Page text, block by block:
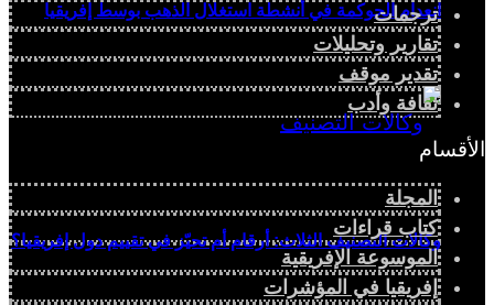
انعدام الحوكمة في أنشطة استغلال الذهب بوسط إفريقيا
وكالات التصنيف الثلاث: أرقام أم تحيّز في تقييم دول إفريقيا؟
ترجمات
تقارير وتحليلات
تقدير موقف
ثقافة وأدب
الأقسام
المجلة
كتاب قراءات
الموسوعة الإفريقية
إفريقيا في المؤشرات